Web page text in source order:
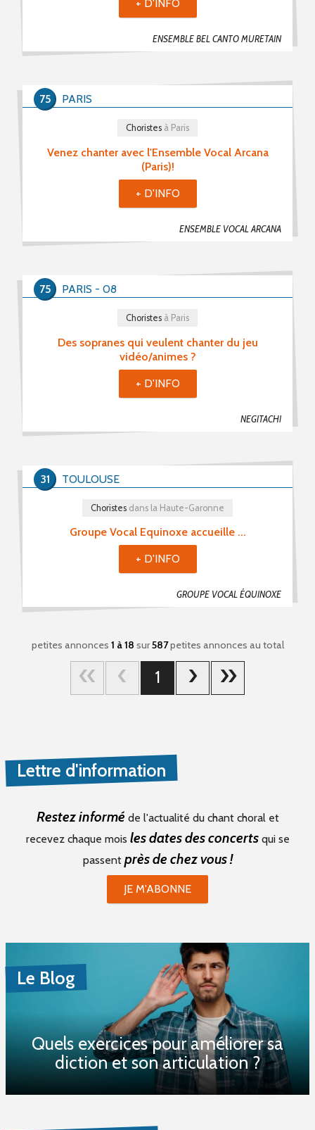
ENSEMBLE BEL CANTO MURETAIN
+ D'INFO
Venez chanter avec l'Ensemble Vocal Arcana
(Paris)!
ENSEMBLE VOCAL ARCANA
Choristes à Paris
PARIS
75
+ D'INFO
Des sopranes qui veulent chanter du jeu
vidéo/animes ?
NEGITACHI
Choristes à Paris
PARIS - 08
75
+ D'INFO
Groupe Vocal Equinoxe accueille ...
GROUPE VOCAL ÉQUINOXE
Choristes dans la Haute-Garonne
TOULOUSE
31
+ D'INFO
petites annonces 1 à 18 sur587petites annonces au total
1
Lettre d'information
Restez informé de l'actualité du chant choral et
recevez chaque mois les dates des concertsqui se
passent près de chez vous !
JE M'ABONNE
Le Blog
Quels exercices pour améliorer sa
diction et son articulation ?